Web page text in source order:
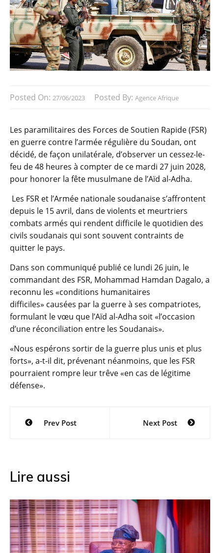
Posted On: 27/06/2023 Posted By: Agence Afrique
Les paramilitaires des Forces de Soutien Rapide (FSR)
en guerre contre l’armée régulière du Soudan, ont
décidé, de façon unilatérale, d’observer un cessez-le-
feu de 48 heures à compter de ce mardi 27 juin 2028,
pour honorer la fête musulmane de l’Aïd al-Adha.
Les FSR et l’Armée nationale soudanaise s’affrontent
depuis le 15 avril, dans de violents et meurtriers
combats armés qui rendent difficile le quotidien des
civils soudanais qui sont souvent contraints de
quitter le pays.
Dans son communiqué publié ce lundi 26 juin, le
commandant des FSR, Mohammad Hamdan Dagalo, a
reconnu les «conditions humanitaires
difficiles» causées par la guerre à ses compatriotes,
formulant le vœu que l’Aïd al-Adha soit «l’occasion
d’une réconciliation entre les Soudanais».
«Nous espérons sortir de la guerre plus unis et plus
forts», a-t-il dit, prévenant néanmoins, que les FSR
pourraient rompre leur trêve «en cas de légitime
défense».
Navigation
Prev Post Next Post
Lire aussi